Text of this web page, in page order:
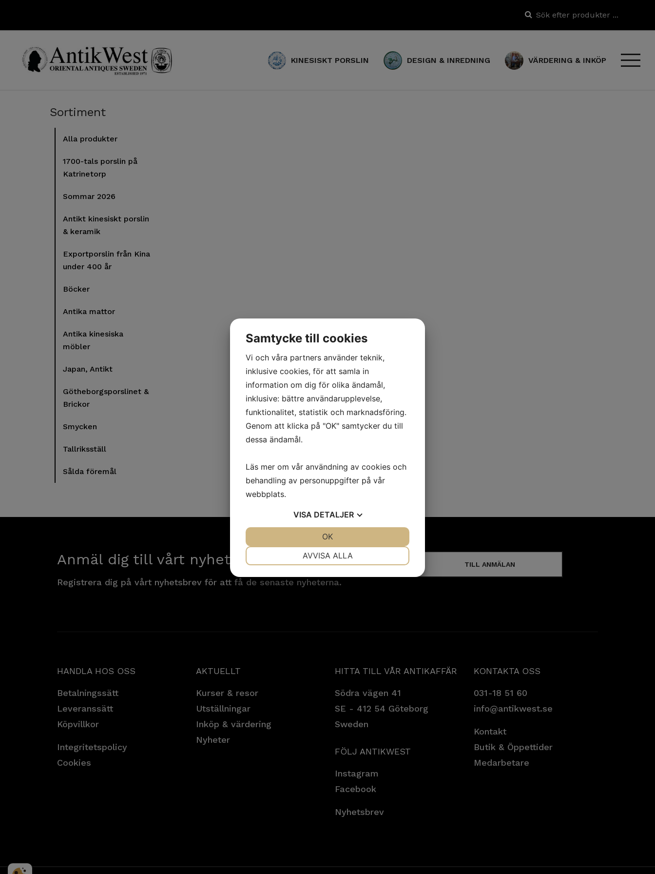
KINESISKT PORSLIN DESIGN & INREDNING VÄRDERING & INKÖP
Sortiment
Alla produkter
1700-tals porslin på
Katrinetorp
Sommar 2026
Antikt kinesiskt porslin
& keramik
Exportporslin från Kina
under 400 år
Böcker
Antika mattor
Antika kinesiska
möbler
Japan, Antikt
Götheborgsporslinet &
Brickor
Smycken
Tallriksställ
Sålda föremål
Anmäl dig till vårt nyhetsbrev!
Registrera dig på vårt nyhetsbrev för att få de senaste nyheterna.
TILL ANMÄLAN
HANDLA HOS OSS
Betalningssätt
Leveranssätt
Köpvillkor
Integritetspolicy
Cookies
AKTUELLT
Kurser & resor
Utställningar
Inköp & värdering
Nyheter
HITTA TILL VÅR ANTIKAFFÄR
Södra vägen 41
SE - 412 54 Göteborg
Sweden
FÖLJ ANTIKWEST
Instagram
Facebook
Nyhetsbrev
KONTAKTA OSS
031-18 51 60
info@antikwest.se
Kontakt
Butik & Öppettider
Medarbetare
Samtycke till cookies
Vi och våra partners använder teknik,
inklusive cookies, för att samla in
information om dig för olika ändamål,
inklusive: bättre användarupplevelse,
funktionalitet, statistik och marknadsföring.
Genom att klicka på "OK" samtycker du till
dessa ändamål.
Läs mer om vår användning av cookies och
behandling av personuppgifter på vår
webbplats.
VISA DETALJER
MARKNADSFÖRING
AVVISA ALLA
OK